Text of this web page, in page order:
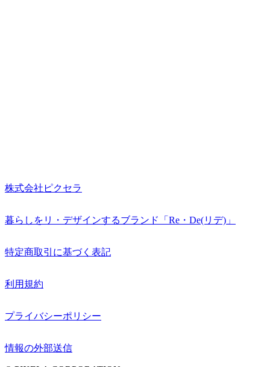
株式会社ピクセラ
暮らしをリ・デザインするブランド「Re・De(リデ)」
特定商取引に基づく表記
利用規約
プライバシーポリシー
情報の外部送信